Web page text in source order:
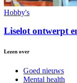
Hobby's
Liselot ontwerpt
Lezen over
Goed nieuws
Mental health